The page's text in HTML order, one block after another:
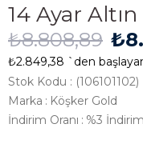
14 Ayar
₺8.808,89
₺2.849,38 `den
Stok Kodu
(106101102)
Marka : Köşker Gold
İndirim Oranı : %3 İndirim